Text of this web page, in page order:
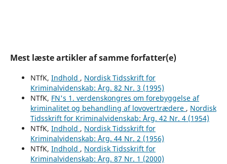
Mest læste artikler af samme forfatter(e)
NTfK, Indhold , Nordisk Tidsskrift for
Kriminalvidenskab: Årg. 82 Nr. 3 (1995)
NTfK, FN's 1. verdenskongres om forebyggelse af
kriminalitet og behandling af lovovertrædere , Nordisk
Tidsskrift for Kriminalvidenskab: Årg. 42 Nr. 4 (1954)
NTfK, Indhold , Nordisk Tidsskrift for
Kriminalvidenskab: Årg. 44 Nr. 2 (1956)
NTfK, Indhold , Nordisk Tidsskrift for
Kriminalvidenskab: Årg. 87 Nr. 1 (2000)